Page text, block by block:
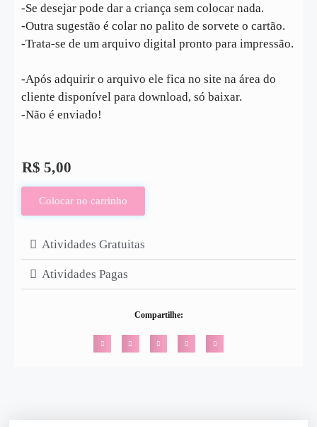
-Se desejar pode dar a criança sem colocar nada.
-Outra sugestão é colar no palito de sorvete o cartão.
-Trata-se de um arquivo digital pronto para impressão.
-Após adquirir o arquivo ele fica no site na área do
cliente disponível para download, só baixar.
-Não é enviado!
R$ 5,00
Colocar no carrinho
Atividades Gratuitas
Atividades Pagas
Compartilhe: